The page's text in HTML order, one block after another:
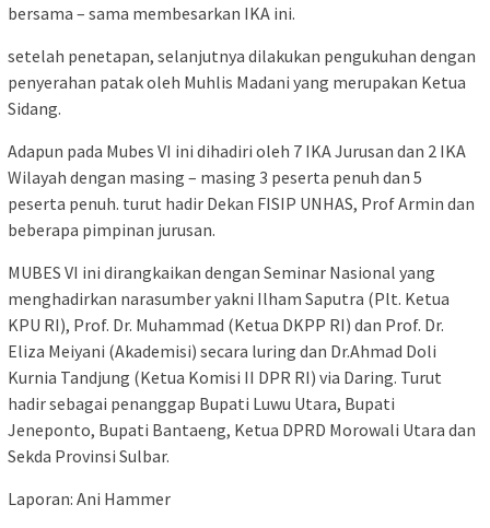
bersama – sama membesarkan IKA ini.
setelah penetapan, selanjutnya dilakukan pengukuhan dengan
penyerahan patak oleh Muhlis Madani yang merupakan Ketua
Sidang.
Adapun pada Mubes VI ini dihadiri oleh 7 IKA Jurusan dan 2 IKA
Wilayah dengan masing – masing 3 peserta penuh dan 5
peserta penuh. turut hadir Dekan FISIP UNHAS, Prof Armin dan
beberapa pimpinan jurusan.
MUBES VI ini dirangkaikan dengan Seminar Nasional yang
menghadirkan narasumber yakni Ilham Saputra (Plt. Ketua
KPU RI), Prof. Dr. Muhammad (Ketua DKPP RI) dan Prof. Dr.
Eliza Meiyani (Akademisi) secara luring dan Dr.Ahmad Doli
Kurnia Tandjung (Ketua Komisi II DPR RI) via Daring. Turut
hadir sebagai penanggap Bupati Luwu Utara, Bupati
Jeneponto, Bupati Bantaeng, Ketua DPRD Morowali Utara dan
Sekda Provinsi Sulbar.
Laporan: Ani Hammer